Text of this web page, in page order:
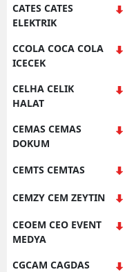
CATES CATES
ELEKTRIK
CCOLA COCA COLA
ICECEK
CELHA CELIK
HALAT
CEMAS CEMAS
DOKUM
CEMTS CEMTAS
CEMZY CEM ZEYTIN
CEOEM CEO EVENT
MEDYA
CGCAM CAGDAS